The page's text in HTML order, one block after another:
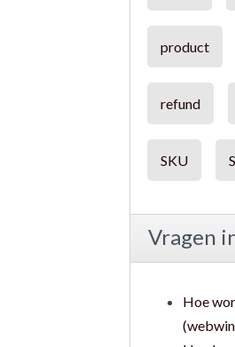
product
refund
SKU
Vragen
Hoe